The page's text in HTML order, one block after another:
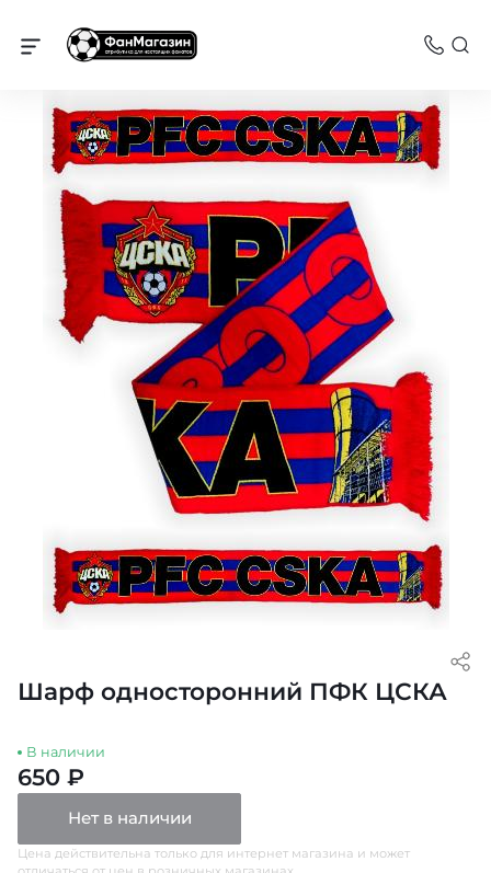
Шарфы
Шарф односторонний ПФК ЦСКА
В наличии
650 ₽
Нет в наличии
Цена действительна только для интернет магазина и может